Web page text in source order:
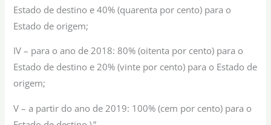
Estado de destino e 40% (quarenta por cento) para o
Estado de origem;
IV – para o ano de 2018: 80% (oitenta por cento) para o
Estado de destino e 20% (vinte por cento) para o Estado de
origem;
V – a partir do ano de 2019: 100% (cem por cento) para o